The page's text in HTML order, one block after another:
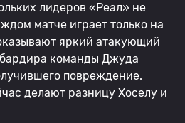
лидеров «Реал» не
матче играет только на
яркий атакующий
команды Джуда
повреждение.
делают разницу Хоселу и